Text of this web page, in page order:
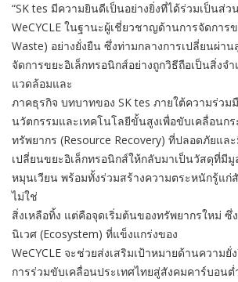
“SK tes มีความยินดีเป็นอย่างยิ่งที่ได้ร่วมเป็นส่ว
WeCYCLE ในฐานะผู้เชี่ยวชาญด้านการจัดการ
Waste) อย่างยั่งยืน ซึ่งท่ามกลางการเปลี่ยนผ่า
จัดการขยะอิเล็กทรอนิกส์อย่างถูกวิธีถือเป็นสิ่งจำ
แวดล้อมและ
ภาคธุรกิจ บทบาทของ SK tes ภายใต้ความร่วม
นวัตกรรมและเทคโนโลยีขั้นสูงเพื่อขับเคลื่อนก
ทรัพยากร (Resource Recovery) ที่ปลอดภัยแล
เปลี่ยนขยะอิเล็กทรอนิกส์ให้กลับมาเป็นวัสดุที่มี
หมุนเวียน พร้อมทั้งร่วมสร้างความตระหนักรู้แก่
ไม่ใช่
สิ่งเหลือทิ้ง แต่คือจุดเริ่มต้นของทรัพยากรใหม่ ซึ่
นิเวศ (Ecosystem) ที่แข็งแกร่งของ
WeCYCLE จะช่วยส่งเสริมเป้าหมายด้านความยั่
การร่วมขับเคลื่อนประเทศไทยสู่สังคมคาร์บอนต่